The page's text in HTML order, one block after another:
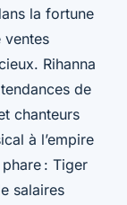
la fortune
ventes
Rihanna
de
chanteurs
à l’empire
: Tiger
salaires